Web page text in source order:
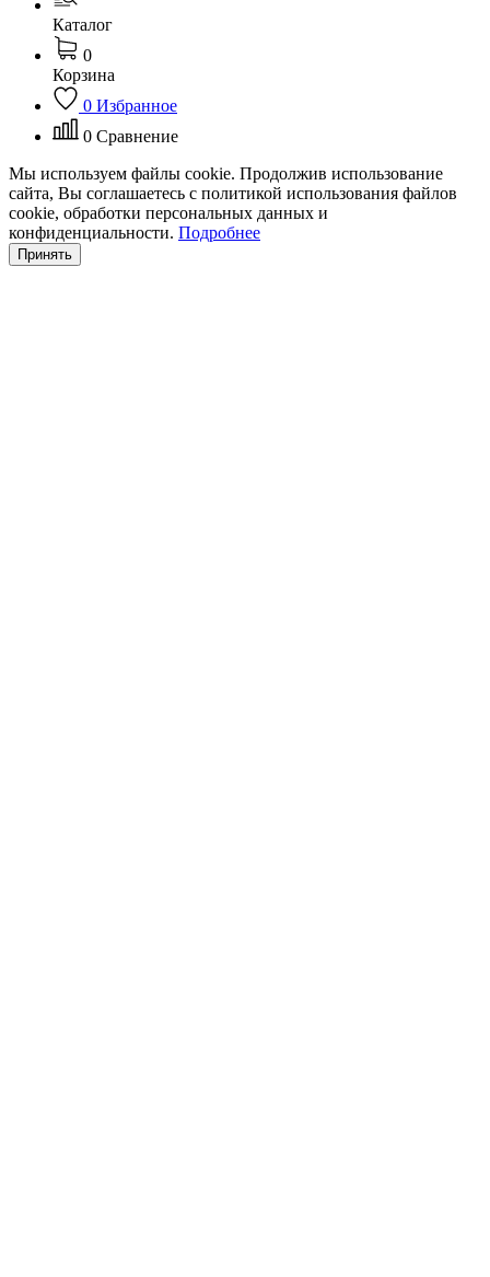
Каталог
0
Корзина
0 Избранное
0 Сравнение
Мы используем файлы cookie. Продолжив использование
сайта, Вы соглашаетесь с политикой использования файлов
cookie, обработки персональных данных и
конфиденциальности. Подробнее
Принять